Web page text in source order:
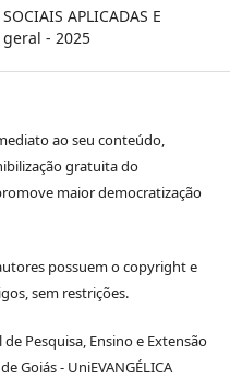
APLICADAS E
- 2025
ao seu conteúdo,
gratuita do
maior democratização
possuem o copyright e
sem restrições.
Pesquisa, Ensino e Extensão
Goiás - UniEVANGÉLICA